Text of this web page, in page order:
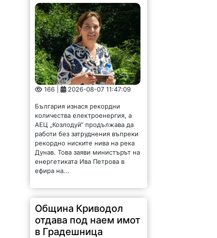
166 | 2026-08-07 11:47:09
България изнася рекордни
количества електроенергия, а
АЕЦ „Козлодуй“ продължава да
работи без затруднения въпреки
рекордно ниските нива на река
Дунав. Това заяви министърът на
енергетиката Ива Петрова в
ефира на...
Община Криводол
отдава под наем имот
в Градешница